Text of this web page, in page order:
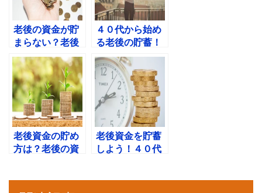
老後の資金が貯
まらない？老後
資金貯められな
い人が貯蓄する
方法とは？
４０代から始め
る老後の貯蓄！
４０代の老後資
金の貯蓄方法と
は？
老後資金の貯め
方は？老後の資
老後資金を貯蓄
しよう！４０代